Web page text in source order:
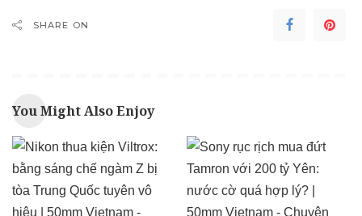
SHARE ON
You Might Also Enjoy